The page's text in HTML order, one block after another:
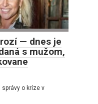
— dnes je
s mužom,
o kríze v